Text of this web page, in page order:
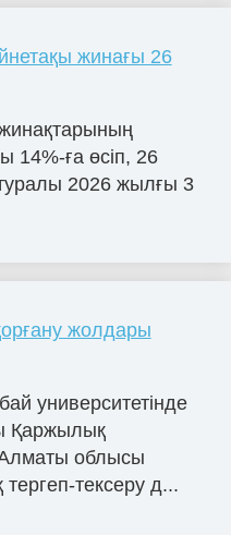
жинағы 26
14%-ға өсіп, 26
туралы 2026 жылғы 3
жолдары
университетінде
Қаржылық
Алматы облысы
тексеру д...